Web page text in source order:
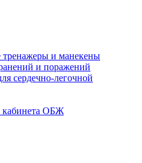
тренажеры и манекены
и поражений
сердечно-легочной
кабинета ОБЖ